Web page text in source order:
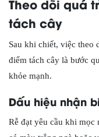
Theo dõi quá
tách cây
Sau khi chiết, việc theo
điểm tách cây là bước
khỏe mạnh.
Dấu hiệu nhận
Rễ đạt yêu cầu khi mọc